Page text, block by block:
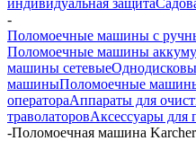
индивидуальная защита
-
Поломоечные машины с
Поломоечные машины
машины сетевые
машиныПоломоечные
оператораАппараты для
траволаторовАксессуары
-Поломоечная машина